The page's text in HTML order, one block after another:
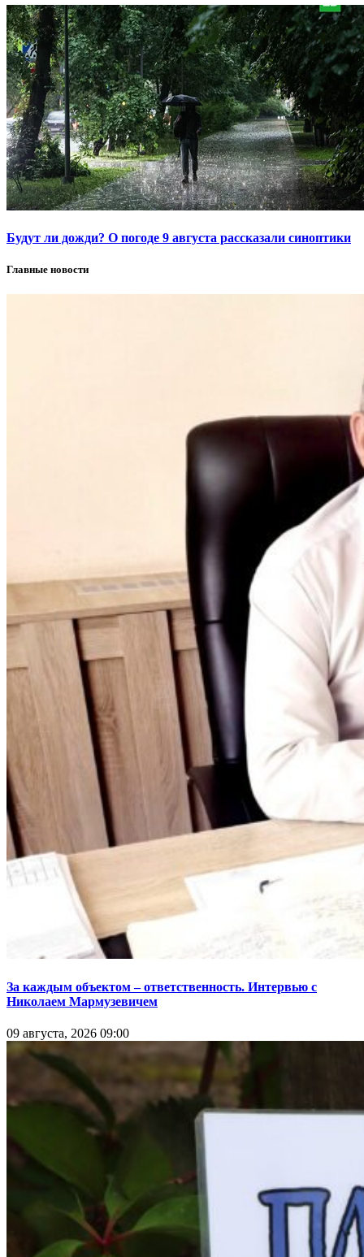
Будут ли дожди? О погоде 9 августа рассказали синоптики
Главные новости
За каждым объектом – ответственность. Интервью с
Николаем Мармузевичем
09 августа, 2026 09:00